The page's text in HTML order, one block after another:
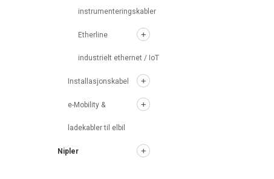
instrumenteringskabler
Etherline
industrielt ethernet / IoT
Installasjonskabel
e-Mobility &
ladekabler til elbil
Nipler